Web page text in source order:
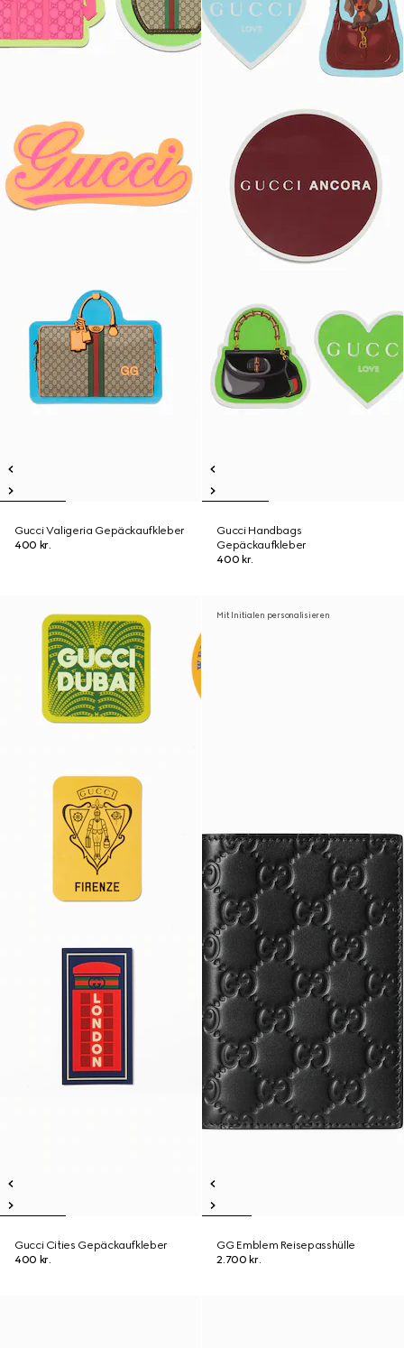
Gucci Valigeria Gepäckaufkleber
400 kr.
Gucci Handbags
Gepäckaufkleber
400 kr.
Gucci Cities Gepäckaufkleber
400 kr.
Mit Initialen personalisieren
GG Emblem Reisepasshülle
2.700 kr.